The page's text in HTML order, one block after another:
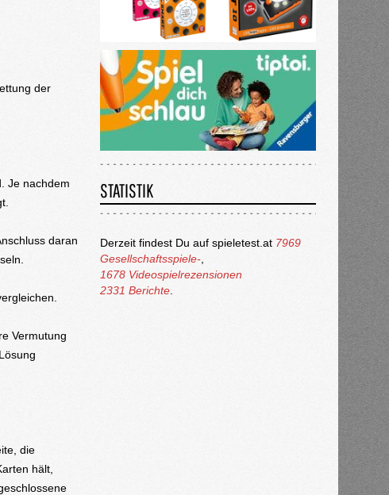
der
Je nachdem
daran
Vermutung
die
hält,
STATISTIK
Derzeit findest Du auf spieletest.at 7969
Gesellschaftsspiele-,
1678 Videospielrezensionen
2331 Berichte.